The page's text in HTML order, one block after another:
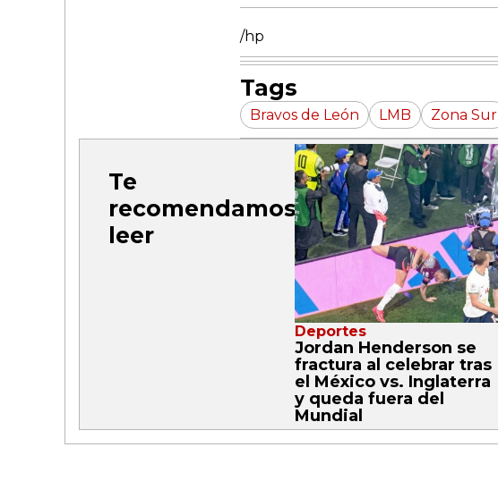
/hp
Tags
Bravos de León LMB Zona Sur
Te
recomendamos
leer
Deportes
Jordan Henderson se
fractura al celebrar tras
el México vs. Inglaterra
y queda fuera del
Mundial